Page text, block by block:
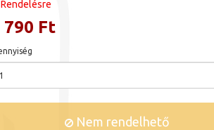
790 Ft
Nem rendelhető